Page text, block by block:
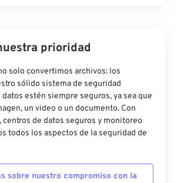
prioridad
solo convertimos archivos: los
sólido sistema de seguridad
estén siempre seguros, ya sea que
un video o un documento. Con
centros de datos seguros y monitoreo
todos los aspectos de la seguridad de
sobre nuestro compromiso con la